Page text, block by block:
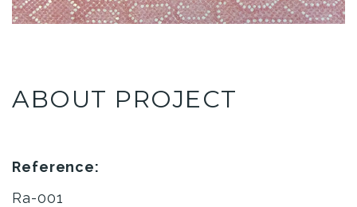
ABOUT PROJECT
Reference:
Ra-001